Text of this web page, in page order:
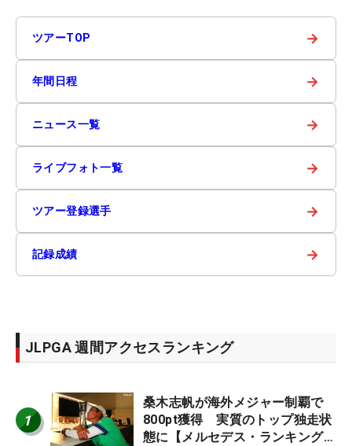
ツアーTOP →
年間日程 →
ニュース一覧 →
ライブフォト一覧 →
ツアー登録選手 →
記録成績 →
JLPGA 週間アクセスランキング
1
桑木志帆が海外メジャー制覇で
800pt獲得 実質のトップ独走状
態に【メルセデス・ランキング番